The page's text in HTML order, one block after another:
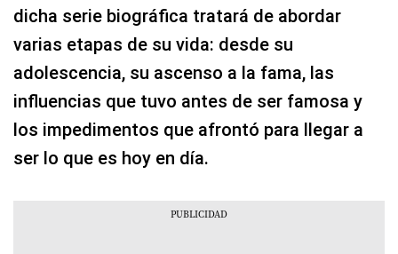
dicha serie biográfica tratará de abordar
varias etapas de su vida: desde su
adolescencia, su ascenso a la fama, las
influencias que tuvo antes de ser famosa y
los impedimentos que afrontó para llegar a
ser lo que es hoy en día.